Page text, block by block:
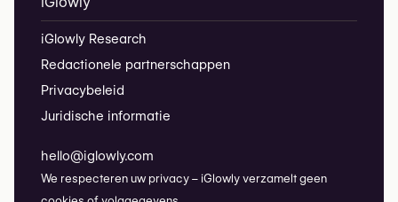
iGlowly Research
Redactionele partnerschappen
Privacybeleid
Juridische informatie
hello@iglowly.com
We respecteren uw privacy – iGlowly verzamelt geen